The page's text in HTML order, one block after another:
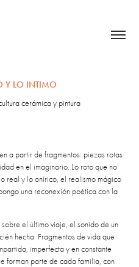
Y LO INTIMO
cerámica y pintura
a partir de fragmentos: piezas rotas
en el imaginario. Lo roto que no
real y lo onírico, el realismo mágico
una reconexión poética con la
el último viaje, el sonido de un
hecha. Fragmentos de vida que
imperfecta y en constante
forman parte de cada familia, con